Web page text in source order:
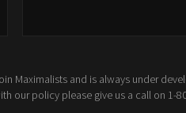
Maximalists and is always under
policy please give us a call on 1-